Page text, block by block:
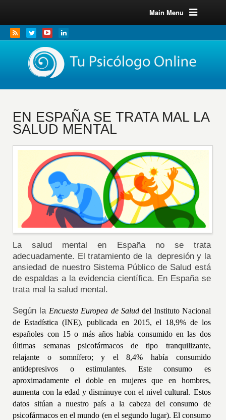
Main Menu
EN ESPAÑA SE TRATA MAL LA
SALUD MENTAL
La salud mental en España no se trata
adecuadamente. El tratamiento de la depresión y la
ansiedad de nuestro Sistema Público de Salud está
de espaldas a la evidencia científica. En España se
trata mal la salud mental.
Según laEncuesta Europea de Salud del Instituto Nacional
de Estadística (INE), publicada en 2015, el 18,9% de los
españoles con 15 o más años había consumido en las dos
últimas semanas psicofármacos de tipo tranquilizante,
relajante o somnífero; y el 8,4% había consumido
antidepresivos o estimulantes. Este consumo es
aproximadamente el doble en mujeres que en hombres,
aumenta con la edad y disminuye con el nivel cultural. Estos
datos sitúan a nuestro país a la cabeza del consumo de
psicofármacos en el mundo (en el segundo lugar). El consumo